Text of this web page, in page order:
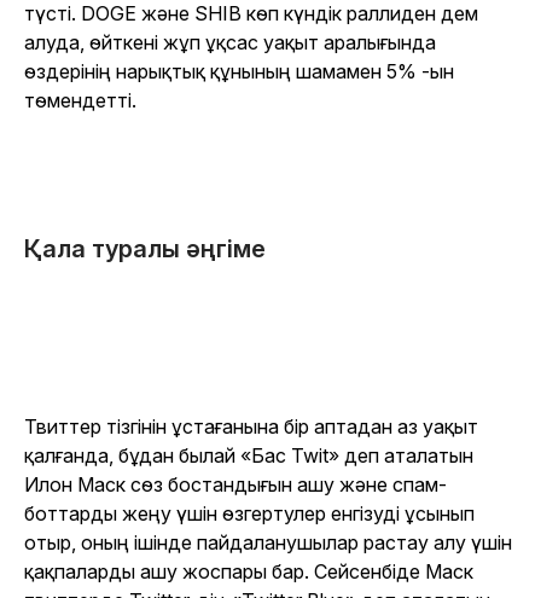
түсті. DOGE және SHIB көп күндік раллиден дем
алуда, өйткені жұп ұқсас уақыт аралығында
өздерінің нарықтық құнының шамамен 5% -ын
төмендетті.
Қала туралы әңгіме
Твиттер тізгінін ұстағанына бір аптадан аз уақыт
қалғанда, бұдан былай «Бас Twit» деп аталатын
Илон Маск сөз бостандығын ашу және спам-
боттарды жеңу үшін өзгертулер енгізуді ұсынып
отыр, оның ішінде пайдаланушылар растау алу үшін
қақпаларды ашу жоспары бар. Сейсенбіде Маск